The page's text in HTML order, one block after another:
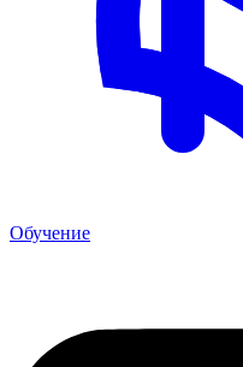
Обучение